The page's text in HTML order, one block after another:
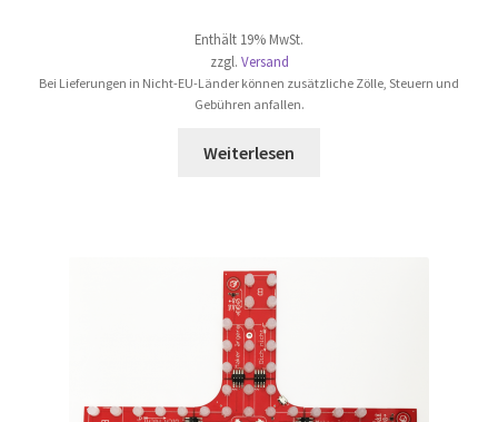
Enthält 19% MwSt.
zzgl. Versand
Bei Lieferungen in Nicht-EU-Länder können zusätzliche Zölle, Steuern und
Gebühren anfallen.
Weiterlesen